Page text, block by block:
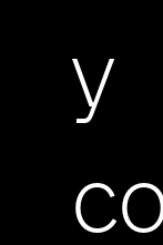
y